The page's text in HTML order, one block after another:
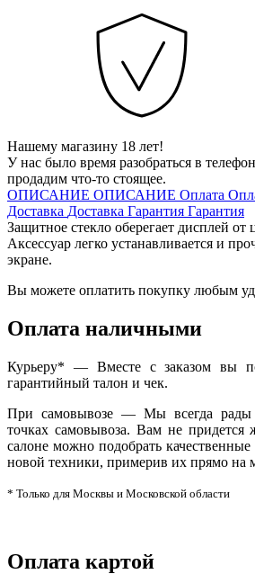
Нашему магазину 18 лет!
У нас было время разобраться в
продадим что-то стоящее.
ОПИСАНИЕ ОПИСАНИЕ Оплата
Доставка Доставка Гарантия Гарантия
Защитное стекло оберегает дисплей от
Аксессуар легко устанавливается и
экране.
Вы можете оплатить покупку любым
Оплата наличными
Курьеру* — Вместе с заказом вы
гарантийный талон и чек.
При самовывозе — Мы всегда
точках самовывоза. Вам не придется
салоне можно подобрать
новой техники, примерив их прямо на
* Только для Москвы и Московской области
Оплата картой